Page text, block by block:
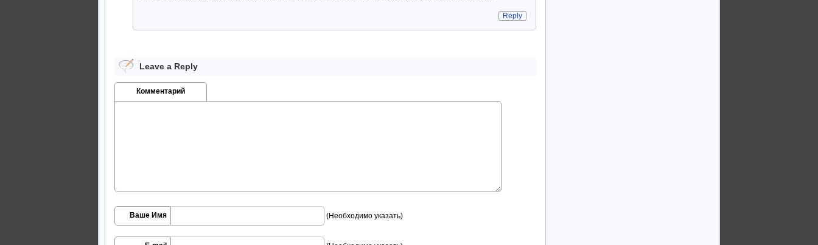
Reply
Leave a Reply
Комментарий
Ваше Имя (Необходимо указать)